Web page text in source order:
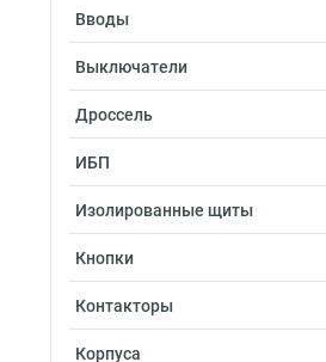
Вводы
Выключатели
Дроссель
ИБП
Изолированные щиты
Кнопки
Контакторы
Корпуса